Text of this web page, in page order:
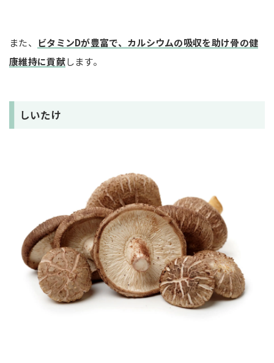
また、 ビタミンDが豊富で、カルシウムの吸収を助け骨の健
康維持に貢献します。
しいたけ